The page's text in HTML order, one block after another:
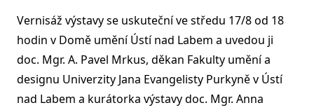
Vernisáž výstavy se uskuteční ve středu 17/8 od 18
hodin v Domě umění Ústí nad Labem a uvedou ji
doc. Mgr. A. Pavel Mrkus, děkan Fakulty umění a
designu Univerzity Jana Evangelisty Purkyně v Ústí
nad Labem a kurátorka výstavy doc. Mgr. Anna